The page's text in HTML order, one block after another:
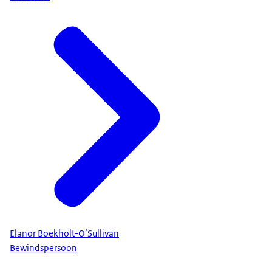
Elanor Boekholt-O’Sullivan
Bewindspersoon